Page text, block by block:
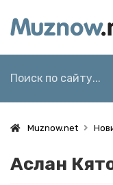
Muznow.net
Аслан